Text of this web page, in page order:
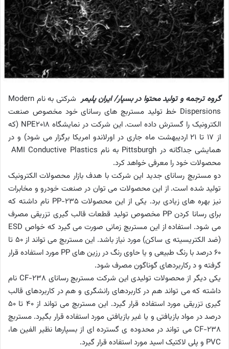
گروه ترجمه و تولید محتوا در بسپار/ ایران پلیمر
شرکتی به نام Modern
Dispersions خط تولید مستربچ های رسانای خود مخصوص صنعت
الکترونیک را گسترش داده است. این شرکت در نمایشگاه NPE2018 (که
از 17 تا 21 اردیبهشت ماه جاری در اورلاندو امریکا برگزار می شود) و در
همایشی جداگانه در Pittsburgh به نام AMI Conductive Plastics
محصولات خود را معرفی خواهد کرد.
دو مستربچ رسانای جدید این شرکت با هدف بازار محصولات الکترونیک
تولید شده است. از این محصولات می توان در صنعت خودرو و مخابرات
نیز بهره های زیادی برد. یکی از این محصولات PP-235 نام داشته که
برای رسانا کردن PP مخصوص تولید قطعات قالب گیری تزریقی مصرف
می شود. استفاده از این مستربچ زمانی صورت می گیرد که خواص ESD
(ضد الکتریسیته ی ساکن) مورد نیاز باشد. این مستربچ می تواند از 50 تا
60 درصد با رنگ طبیعی و یا حاوی رنگ در رزین های PP مورد استفاده قرار
گرفته و د رکاربردهای گوناگون مصرف شود.
یکی دیگر از محصولات تولیدی این شرکت مستربچ رسانای CF-238 نام
داشته که می تواند هم در کاربردهای رانشگری و هم در کاربردهای قالب
گیری تزریقی مورد استفاده قرار گیرد. این مستربچ می تواند از 40 تا 50
درصد در مواد بازیافتی و یا غیر بازیافتی مورد استفاده قرار بگیرد. مستربچ
CF-238 می تواند در محدوده ی گسترده ای از بسپارها نظیر الفین ها،
PVC و پلی لاکتیک اسید مورد استفاده قرار گیرد.